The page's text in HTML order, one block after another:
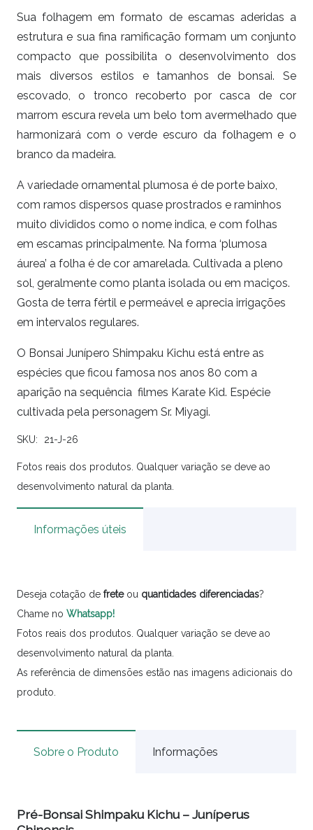
Sua folhagem em formato de escamas aderidas a
estrutura e sua fina ramificação formam um conjunto
compacto que possibilita o desenvolvimento dos
mais diversos estilos e tamanhos de bonsai. Se
escovado, o tronco recoberto por casca de cor
marrom escura revela um belo tom avermelhado que
harmonizará com o verde escuro da folhagem e o
branco da madeira.
A variedade ornamental plumosa é de porte baixo,
com ramos dispersos quase prostrados e raminhos
muito divididos como o nome indica, e com folhas
em escamas principalmente. Na forma ‘plumosa
áurea’ a folha é de cor amarelada. Cultivada a pleno
sol, geralmente como planta isolada ou em maciços.
Gosta de terra fértil e permeável e aprecia irrigações
em intervalos regulares.
O Bonsai Junípero Shimpaku Kichu está entre as
espécies que ficou famosa nos anos 80 com a
aparição na sequência filmes Karate Kid. Espécie
cultivada pela personagem Sr. Miyagi.
SKU: 21-J-26
Fotos reais dos produtos. Qualquer variação se deve ao
desenvolvimento natural da planta.
Informações úteis
Deseja cotação de freteou quantidades diferenciadas?
Chame no Whatsapp!
Fotos reais dos produtos. Qualquer variação se deve ao
desenvolvimento natural da planta.
As referência de dimensões estão nas imagens adicionais do
produto.
Sobre o Produto Informações
Pré-Bonsai Shimpaku Kichu – Juníperus